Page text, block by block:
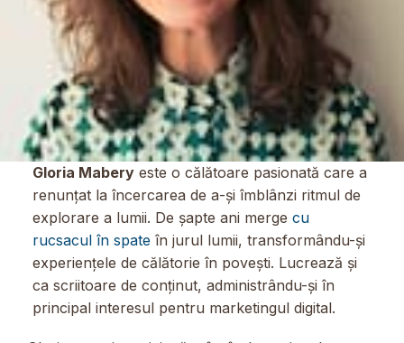
Gloria Maberyeste o călătoare pasionată care a
renunțat la încercarea de a-și îmblânzi ritmul de
explorare a lumii. De șapte ani merge cu
rucsacul în spateîn jurul lumii, transformându-și
experiențele de călătorie în povești. Lucrează și
ca scriitoare de conținut, administrându-și în
principal interesul pentru marketingul digital.